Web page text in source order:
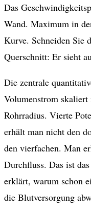
Das
Wand. Maximum in
Kurve. Schneiden Sie
Querschnitt: Er sieht
Die zentrale
Volumenstrom
Rohrradius. Vierte
erhält man nicht den
den vierfachen. Man
Durchfluss. Das ist
erklärt, warum schon
die Blutversorgung